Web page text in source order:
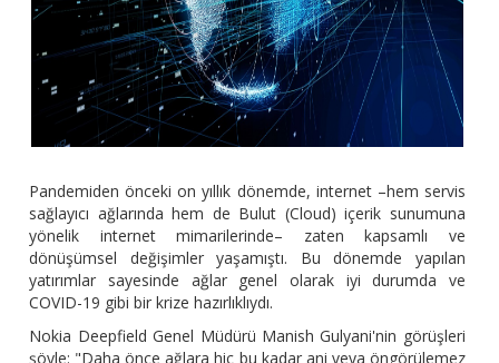
Pandemiden önceki on yıllık dönemde, internet –hem servis
sağlayıcı ağlarında hem de Bulut (Cloud) içerik sunumuna
yönelik internet mimarilerinde– zaten kapsamlı ve
dönüşümsel değişimler yaşamıştı. Bu dönemde yapılan
yatırımlar sayesinde ağlar genel olarak iyi durumda ve
COVID-19 gibi bir krize hazırlıklıydı.
Nokia Deepfield Genel Müdürü Manish Gulyani'nin görüşleri
şöyle: "Daha önce ağlara hiç bu kadar ani veya öngörülemez